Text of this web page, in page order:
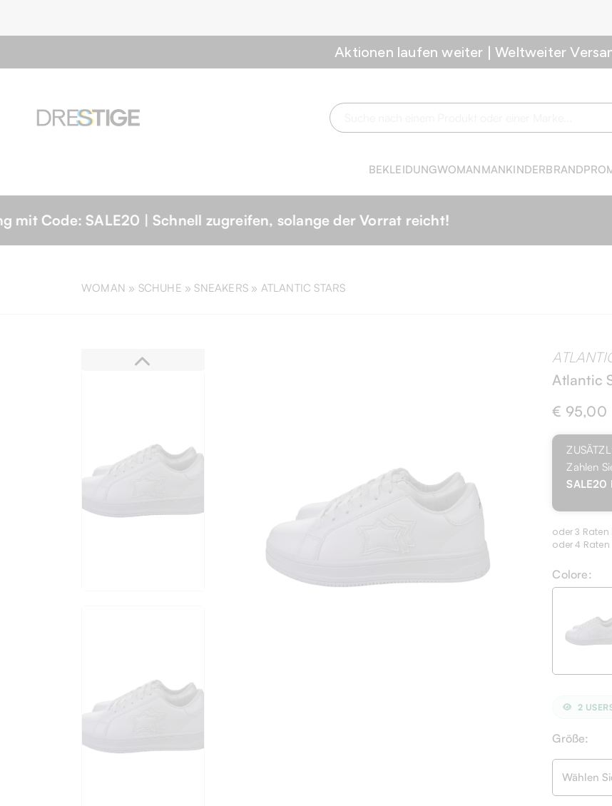
Aktionen laufen weiter | Weltweiter
BEKLEIDUNGWOMANMANKINDERBRAND
| Schnell zugreifen, solange der Vorrat reicht!
WOMAN » SCHUHE » SNEAKERS » ATLANTIC STARS
Atlantic
€ 95,00
Zahlen
SALE20
Colore:
2
Größe:
Wählen